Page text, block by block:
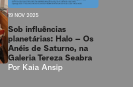
19 NOV 2025
Sob influências
planetárias: Halo – Os
Anéis de Saturno, na
Galeria Tereza Seabra
Por Kaia Ansip